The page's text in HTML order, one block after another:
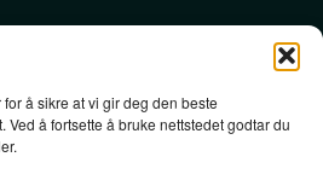
å sikre at vi gir deg den beste
å fortsette å bruke nettstedet godtar du